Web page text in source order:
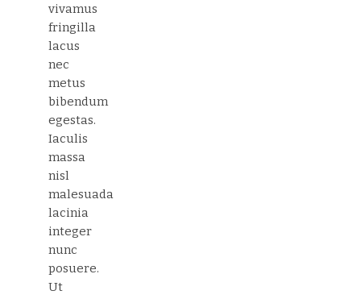
vivamus
fringilla
lacus
nec
metus
bibendum
egestas.
Iaculis
massa
nisl
malesuada
lacinia
integer
nunc
posuere.
Ut